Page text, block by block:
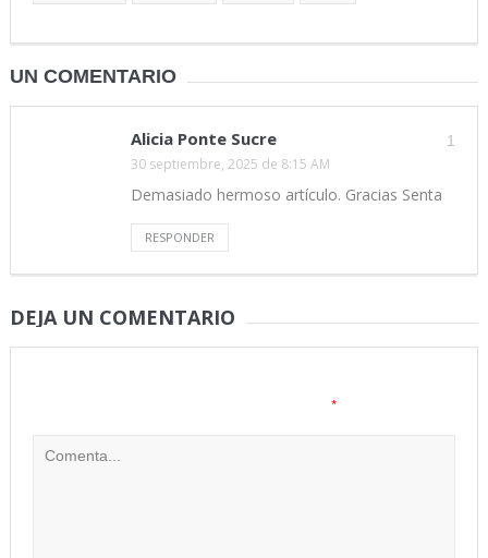
UN COMENTARIO
1
Alicia Ponte Sucre
30 septiembre, 2025 de 8:15 AM
Demasiado hermoso artículo. Gracias Senta
RESPONDER
DEJA UN COMENTARIO
*